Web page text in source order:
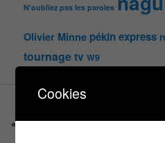
N'oubliez pas les paroles
Olivier Minne pékin express
tournagetv W9
Castings
Cookies